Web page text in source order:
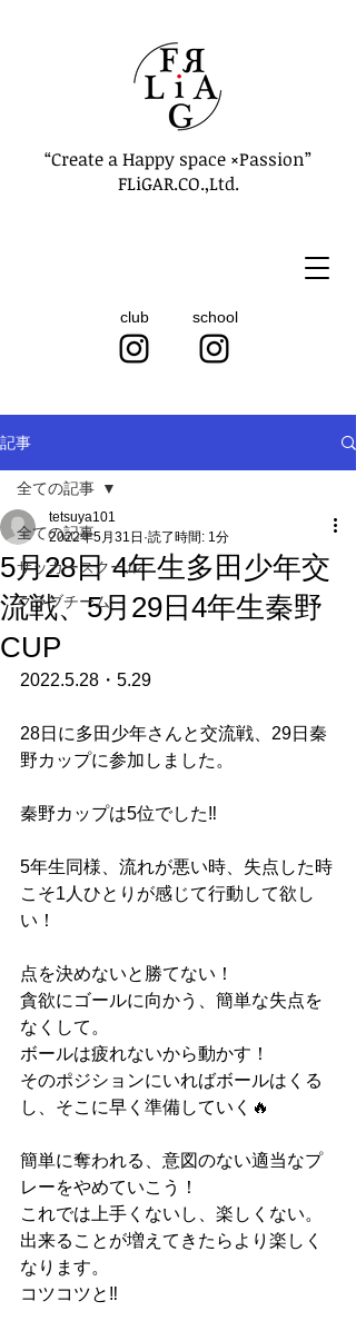
“Create a Happy space ×Passion”
FLiGAR.CO.,Ltd.
school
club
記事
全ての記事
サッカースクール
クラブチーム
全ての記事
5月28日 4年生多田少年交
流戦、5月29日4年生秦野
CUP
tetsuya101
2022年5月31日 読了時間: 1分
2022.5.28・5.29
28日に多田少年さんと交流戦、29日秦
野カップに参加しました。
秦野カップは5位でした‼︎
5年生同様、流れが悪い時、失点した時
こそ1人ひとりが感じて行動して欲し
い！
点を決めないと勝てない！
貪欲にゴールに向かう、簡単な失点を
なくして。
ボールは疲れないから動かす！
そのポジションにいればボールはくる
し、そこに早く準備していく🔥
簡単に奪われる、意図のない適当なプ
レーをやめていこう！
これでは上手くないし、楽しくない。
出来ることが増えてきたらより楽しく
なります。
コツコツと‼︎